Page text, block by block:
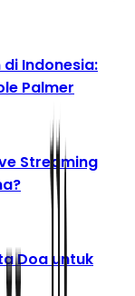
Indonesia:
Palmer
Streaming
Doa untuk